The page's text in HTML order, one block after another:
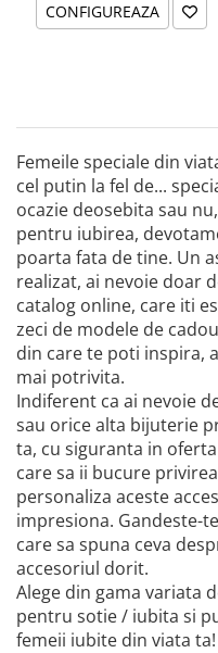
CONFIGUREAZA
Femeile speciale din
cel putin la fel de...
ocazie deosebita sau
pentru iubirea,
poarta fata de tine. Un
realizat, ai nevoie doar
catalog online, care iti
zeci de modele de
din care te poti inspira,
mai potrivita.
Indiferent ca ai nevoie
sau orice alta bijuterie
ta, cu siguranta in
care sa ii bucure
personaliza aceste
impresiona. Gandeste-
care sa spuna ceva
accesoriul dorit.
Alege din gama variata
pentru sotie / iubita si
femeii iubite din viata ta!